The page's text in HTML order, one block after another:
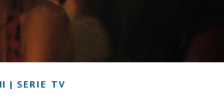
| SERIE TV